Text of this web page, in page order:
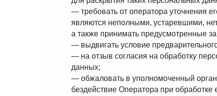
— требовать от оператора уточнения
являются неполными, устаревшими,
а также принимать предусмотренные
— выдвигать условие
— на отзыв согласия на обработку
данных;
— обжаловать в уполномоченный
бездействие Оператора при